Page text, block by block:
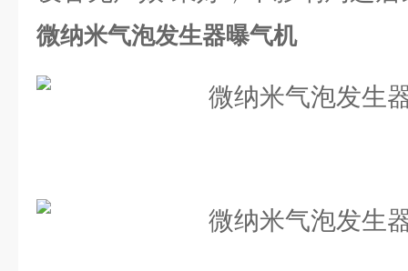
微纳米气泡发生器曝气机